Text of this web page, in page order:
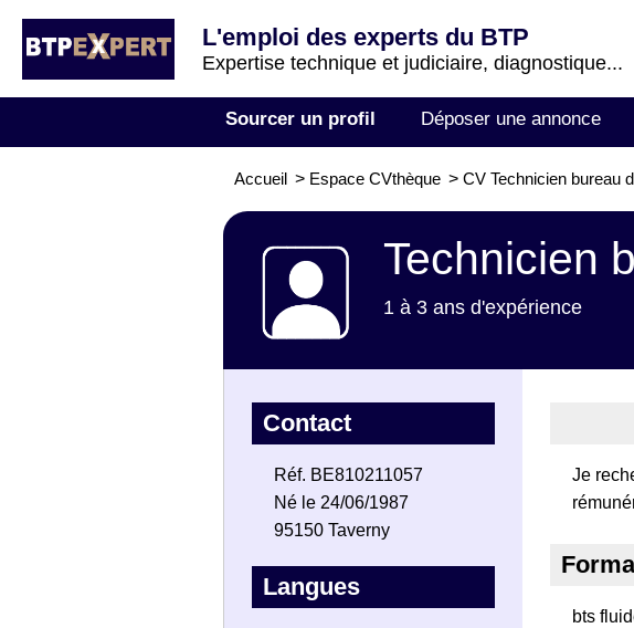
L'emploi des experts du BTP
Expertise technique et judiciaire, diagnostique...
Sourcer un profil Déposer une annonce
Accueil > Espace CVthèque > CV Technicien bureau
Technicien
1 à 3 ans d'expérience
Contact
Réf. BE810211057
Né le 24/06/1987
95150 Taverny
Langues
Je
bts